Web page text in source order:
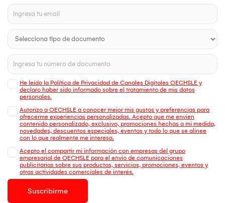
He leído la Política de Privacidad de Canales Digitales OECHSLE y
declaro haber sido informado sobre el tratamiento de mis datos
personales.
Autorizo a OECHSLE a conocer mejor mis gustos y preferencias para
ofrecerme experiencias personalizadas. Acepto que me envien
contenido personalizado, exclusivo, promociones hechas a mi medida,
novedades, descuentos especiales, eventos y todo lo que se alinee
con lo que realmente me interesa.
Acepto el compartir mi información con empresas del grupo
empresarial de OECHSLE para el envío de comunicaciones
publicitarias sobre sus productos, servicios, promociones, eventos y
otras actividades comerciales de interés.
Suscribirme